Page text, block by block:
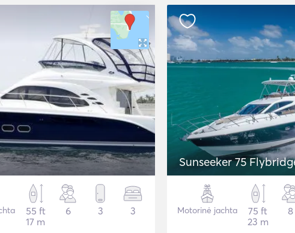
55 ft
17 m
6 3 3
Sunseeker 75
Motorinė jachta
75 ft
23 m
8